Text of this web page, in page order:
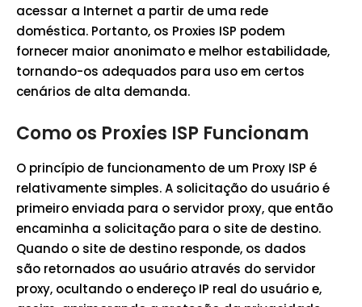
acessar a Internet a partir de uma rede
doméstica. Portanto, os Proxies ISP podem
fornecer maior anonimato e melhor estabilidade,
tornando-os adequados para uso em certos
cenários de alta demanda.
Como os Proxies ISP Funcionam
O princípio de funcionamento de um Proxy ISP é
relativamente simples. A solicitação do usuário é
primeiro enviada para o servidor proxy, que então
encaminha a solicitação para o site de destino.
Quando o site de destino responde, os dados
são retornados ao usuário através do servidor
proxy, ocultando o endereço IP real do usuário e,